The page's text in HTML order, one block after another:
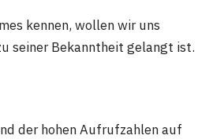
kennen, wollen wir uns
seiner Bekanntheit gelangt ist.
der hohen Aufrufzahlen auf